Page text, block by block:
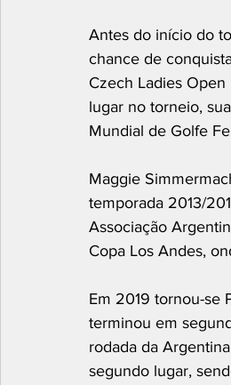
Antes do início do
chance de
Czech Ladies
lugar no torneio,
Mundial de Golfe
Maggie
temporada 2013/
Associação
Copa Los Andes,
Em 2019 tornou-se
terminou em
rodada da
segundo lugar,